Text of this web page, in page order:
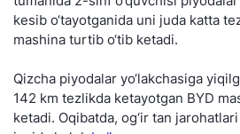
kesib o‘tayotganida uni juda katta
mashina turtib o‘tib ketadi.
Qizcha piyodalar yo‘lakchasiga
142 km tezlikda ketayotgan BYD
ketadi. Oqibatda, og‘ir tan